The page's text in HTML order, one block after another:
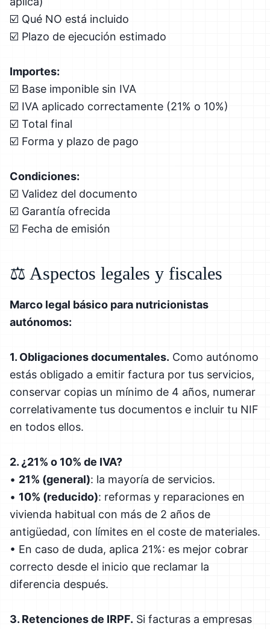
☑️ Qué NO está incluido
☑️ Plazo de ejecución estimado
Importes:
☑️ Base imponible sin IVA
☑️ IVA aplicado correctamente (21% o 10%)
☑️ Total final
☑️ Forma y plazo de pago
Condiciones:
☑️ Validez del documento
☑️ Garantía ofrecida
☑️ Fecha de emisión
⚖️ Aspectos legales y fiscales
Marco legal básico para nutricionistas
autónomos:
1. Obligaciones documentales. Como autónomo
estás obligado a emitir factura por tus servicios,
conservar copias un mínimo de 4 años, numerar
correlativamente tus documentos e incluir tu NIF
en todos ellos.
2. ¿21% o 10% de IVA?
• 21% (general): la mayoría de servicios.
• 10% (reducido): reformas y reparaciones en
vivienda habitual con más de 2 años de
antigüedad, con límites en el coste de materiales.
• En caso de duda, aplica 21%: es mejor cobrar
correcto desde el inicio que reclamar la
diferencia después.
3. Retenciones de IRPF. Si facturas a empresas